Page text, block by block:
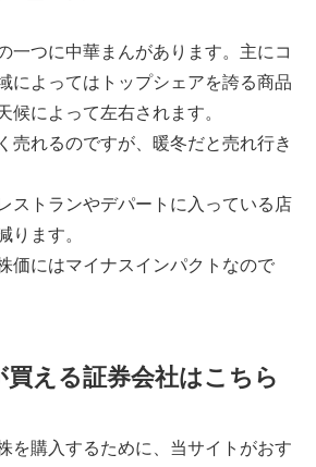
一つに中華まんがあります。主にコ
によってはトップシェアを誇る商品
候によって左右されます。
売れるのですが、暖冬だと売れ行き
ストランやデパートに入っている店
ります。
価にはマイナスインパクトなので
買える証券会社はこちら
を購入するために、当サイトがおす